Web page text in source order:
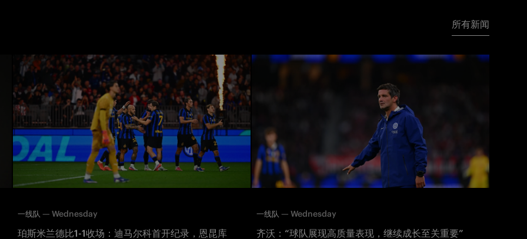
所有新闻
一线队 — Wednesday
珀斯米兰德比1-1收场：迪马尔科首开纪录，恩昆库
一线队 — Wednesday
齐沃：“球队展现高质量表现，继续成长至关重要”